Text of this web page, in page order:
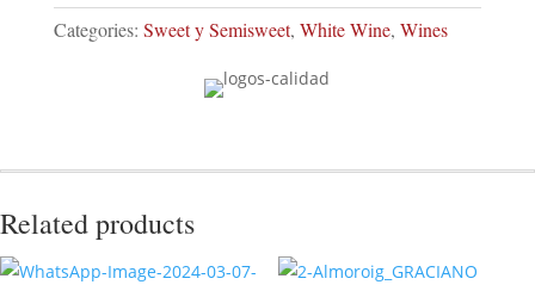
Categories: Sweet y Semisweet, White Wine, Wines
Related products